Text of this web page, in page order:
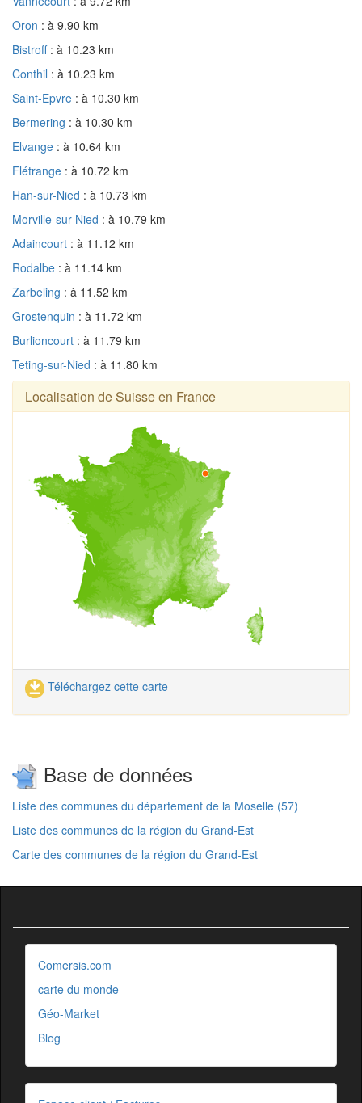
Oron : à 9.90 km
Bistroff : à 10.23 km
Conthil : à 10.23 km
Saint-Epvre : à 10.30 km
Bermering : à 10.30 km
Elvange : à 10.64 km
Flétrange : à 10.72 km
Han-sur-Nied : à 10.73 km
Morville-sur-Nied : à 10.79 km
Adaincourt : à 11.12 km
Rodalbe : à 11.14 km
Zarbeling : à 11.52 km
Grostenquin : à 11.72 km
Burlioncourt : à 11.79 km
Teting-sur-Nied : à 11.80 km
Localisation de Suisse en France
Téléchargez cette carte
Base de données
Liste des communes du département de la Moselle (57)
Liste des communes de la région du Grand-Est
Carte des communes de la région du Grand-Est
Comersis.com
carte du monde
Géo-Market
Blog